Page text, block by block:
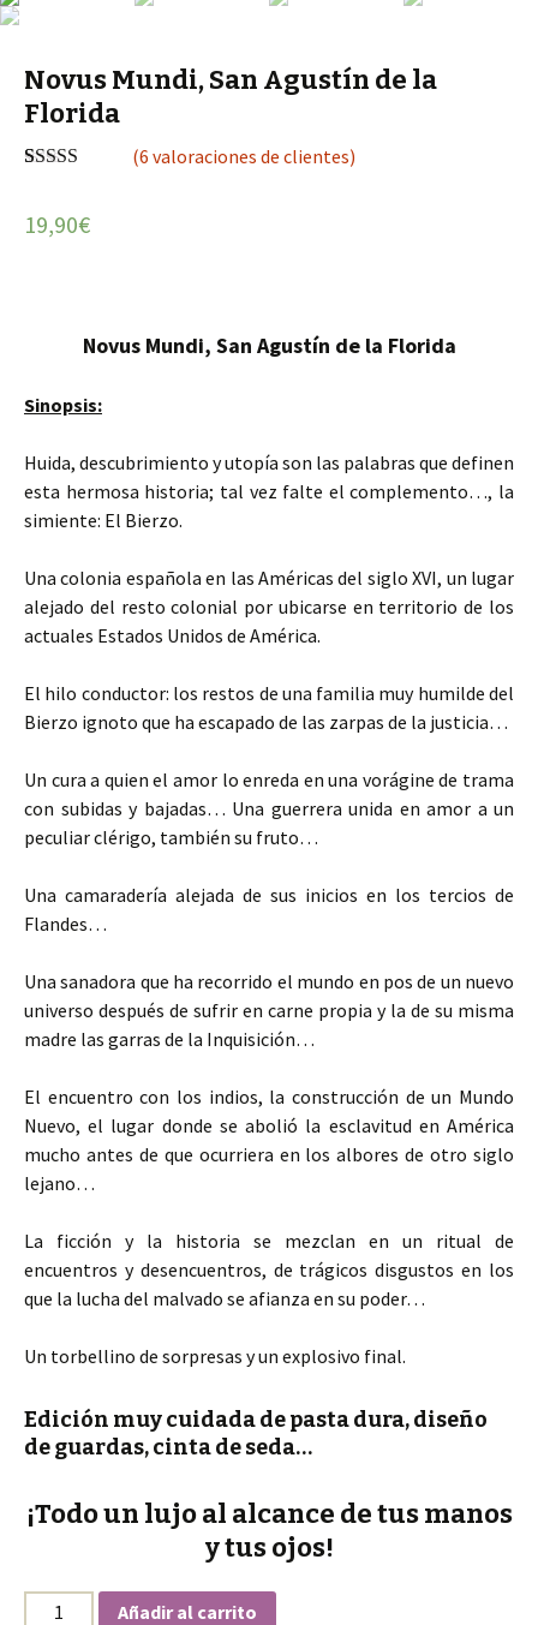
Novus Mundi, San Agustín de la
Florida
basado en
puntuaciones
(6 valoraciones de clientes)
19,90€
Novus Mundi, San Agustín de la Florida
Sinopsis:
Huida, descubrimiento y utopía son las palabras que definen
esta hermosa historia; tal vez falte el complemento…, la
simiente: El Bierzo.
Una colonia española en las Américas del siglo XVI, un lugar
alejado del resto colonial por ubicarse en territorio de los
actuales Estados Unidos de América.
El hilo conductor: los restos de una familia muy humilde del
Bierzo ignoto que ha escapado de las zarpas de la justicia…
Un cura a quien el amor lo enreda en una vorágine de trama
con subidas y bajadas… Una guerrera unida en amor a un
peculiar clérigo, también su fruto…
Una camaradería alejada de sus inicios en los tercios de
Flandes…
Una sanadora que ha recorrido el mundo en pos de un nuevo
universo después de sufrir en carne propia y la de su misma
madre las garras de la Inquisición…
El encuentro con los indios, la construcción de un Mundo
Nuevo, el lugar donde se abolió la esclavitud en América
mucho antes de que ocurriera en los albores de otro siglo
lejano…
La ficción y la historia se mezclan en un ritual de
encuentros y desencuentros, de trágicos disgustos en los
que la lucha del malvado se afianza en su poder…
Un torbellino de sorpresas y un explosivo final.
Edición muy cuidada de pasta dura, diseño
de guardas, cinta de seda…
¡Todo un lujo al alcance de tus manos
y tus ojos!
Cantidad Añadir al carrito